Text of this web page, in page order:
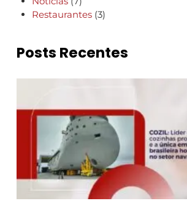
Restaurantes (3)
Posts Recentes